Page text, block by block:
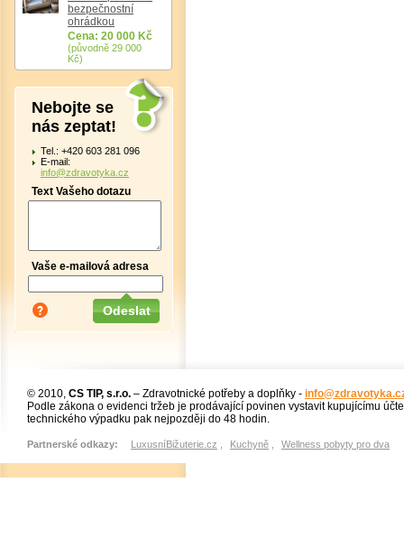
bezpečnostní
ohrádkou
Cena: 20 000 Kč
(původně 29 000
Kč)
Nebojte se
nás zeptat!
Tel.: +420 603 281 096
E-mail:
info@zdravotyka.cz
Text Vašeho dotazu
Vaše e-mailová adresa
© 2010, CS TIP, s.r.o. – Zdravotnické potřeby a doplňky -
Podle zákona o evidenci tržeb je prodávající povinen vystavit kupujícímu
technického výpadku pak nejpozději do 48 hodin.
Partnerské odkazy: LuxusníBižuterie.cz Kuchyně Wellness pobyty pro dva